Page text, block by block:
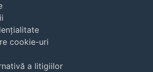
cookie-uri
a litigiilor